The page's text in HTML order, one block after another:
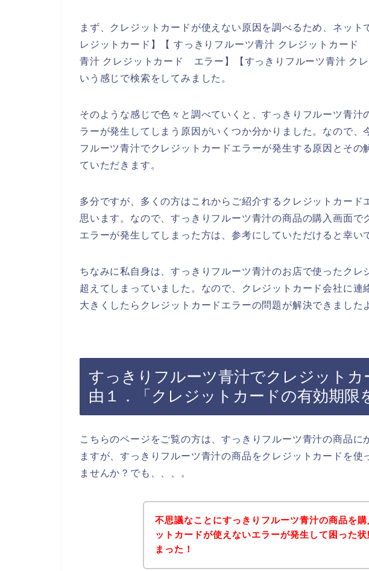
まず、クレジットカードが使えない原因を調べるため、ネット
レジットカード】【 すっきりフルーツ青汁 クレジットカード
青汁 クレジットカード エラー】【すっきりフルーツ青汁 ク
いう感じで検索をしてみました。
そのような感じで色々と調べていくと、すっきりフルーツ青汁
ラーが発生してしまう原因がいくつか分かりました。なので、
フルーツ青汁でクレジットカードエラーが発生する原因とその
ていただきます。
多分ですが、多くの方はこれからご紹介するクレジットカード
思います。なので、すっきりフルーツ青汁の商品の購入画面で
エラーが発生してしまった方は、参考にしていただけると幸い
ちなみに私自身は、すっきりフルーツ青汁のお店で使ったクレ
超えてしまっていました。なので、クレジットカード会社に連
大きくしたらクレジットカードエラーの問題が解決できました
すっきりフルーツ青汁でクレジットカ
由１．「クレジットカードの有効期限
こちらのページをご覧の方は、すっきりフルーツ青汁の商品に
ますが、すっきりフルーツ青汁の商品をクレジットカードを使
ませんか？でも、、、。
不思議なことにすっきりフルーツ青汁の商品を
ットカードが使えないエラーが発生して困った
まった！